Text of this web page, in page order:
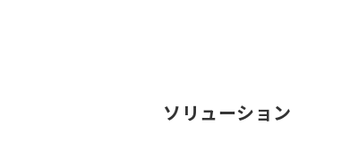
ソリューション